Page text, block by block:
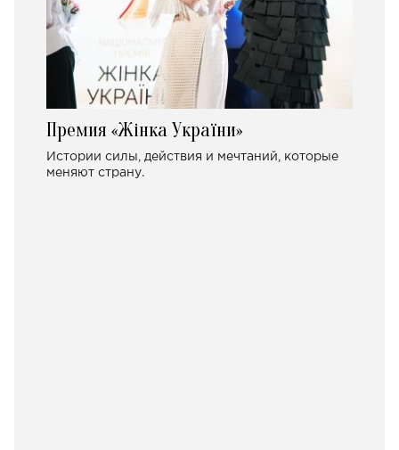
Премия «Жінка України»
Истории силы, действия и мечтаний, которые
меняют страну.